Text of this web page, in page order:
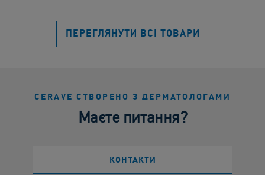
ПЕРЕГЛЯНУТИ ВСІ ТОВАРИ
CERAVE СТВОРЕНО З ДЕРМАТОЛОГАМИ
Маєте питання?
КОНТАКТИ